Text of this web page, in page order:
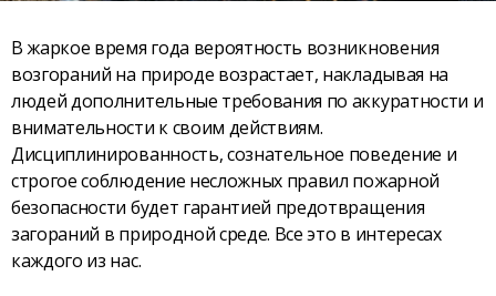
В жаркое время года вероятность возникновения
возгораний на природе возрастает, накладывая на
людей дополнительные требования по аккуратности и
внимательности к своим действиям.
Дисциплинированность, сознательное поведение и
строгое соблюдение несложных правил пожарной
безопасности будет гарантией предотвращения
загораний в природной среде. Все это в интересах
каждого из нас.